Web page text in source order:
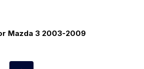
Mazda 3 2003-2009